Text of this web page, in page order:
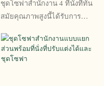
ฟองน้ำบริสุทธิ์ความหนา
แน่นสูง
ชุดโซฟาสำนักงาน 4 ที่นั่งที่ทัน
สมัยคุณภาพสูงนี้ได้รับการ
ความหนาแน่นสูงเพื่อเพิ่มความ
สะดวกสบาย การออกแบบ